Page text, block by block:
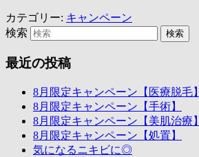
カテゴリー: キャンペーン
検索
最近の投稿
8月限定キャンペーン【医療脱毛】
8月限定キャンペーン【手術】
8月限定キャンペーン【美肌治療】
8月限定キャンペーン【処置】
気になるニキビに◎